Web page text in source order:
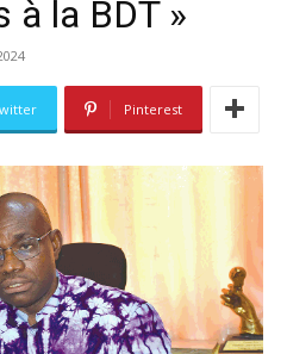
à la BDT »
Pinterest